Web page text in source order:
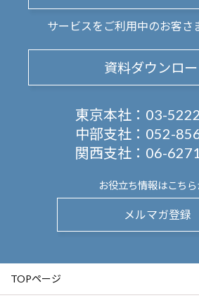
サービスをご利用中のお客さ
資料ダウンロ
東京本社： 03-
中部支社： 052-
関西支社： 06-
お役立ち情報はこち
メルマガ登録
TOPページ